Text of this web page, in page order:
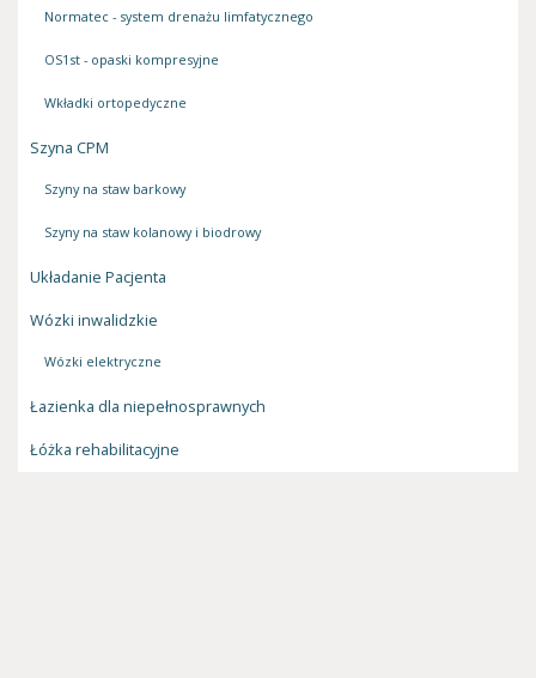
Normatec - system drenażu limfatycznego
OS1st - opaski kompresyjne
Wkładki ortopedyczne
Szyna CPM
Szyny na staw barkowy
Szyny na staw kolanowy i biodrowy
Układanie Pacjenta
Wózki inwalidzkie
Wózki elektryczne
Łazienka dla niepełnosprawnych
Łóżka rehabilitacyjne